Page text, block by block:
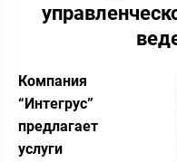
Компания
“Интегрус”
предлагает
услуги